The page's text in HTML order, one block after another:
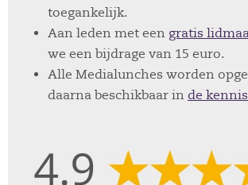
toegankelijk.
Aan leden met een gratis
we een bijdrage van 15 euro.
Alle Medialunches worden
daarna beschikbaar in de